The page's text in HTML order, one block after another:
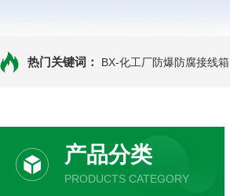
热门关键词： BX-化工厂防爆防腐接线箱
产品分类
PRODUCTS CATEGORY